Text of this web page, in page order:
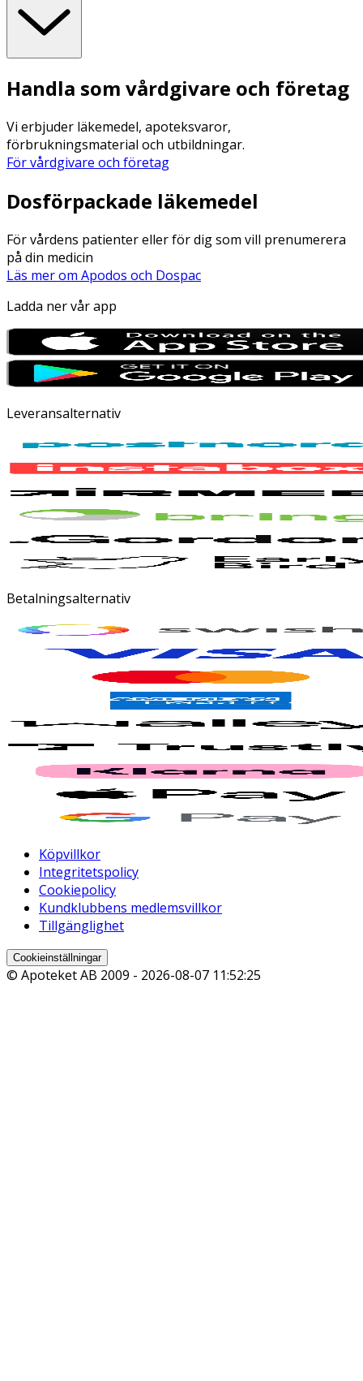
Handla som vårdgivare och företag
Vi erbjuder läkemedel, apoteksvaror,
förbrukningsmaterial och utbildningar.
För vårdgivare och företag
Dosförpackade läkemedel
För vårdens patienter eller för dig som vill prenumerera
på din medicin
Läs mer om Apodos och Dospac
Ladda ner vår app
Leveransalternativ
Betalningsalternativ
Köpvillkor
Integritetspolicy
Cookiepolicy
Kundklubbens medlemsvillkor
Tillgänglighet
Cookieinställningar
© Apoteket AB 2009 - 2026-08-07 11:52:25